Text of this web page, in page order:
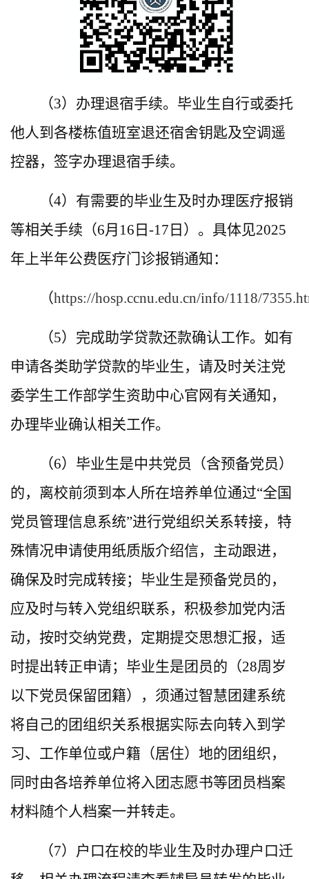
（3）办理退宿手续。毕业生自行或委托
他人到各楼栋值班室退还宿舍钥匙及空调遥
控器，签字办理退宿手续。
（4）有需要的毕业生及时办理医疗报销
等相关手续（6月16日-17日）。具体见2025
年上半年公费医疗门诊报销通知：
（https://hosp.ccnu.edu.cn/info/1118/
（5）完成助学贷款还款确认工作。如有
申请各类助学贷款的毕业生，请及时关注党
委学生工作部学生资助中心官网有关通知，
办理毕业确认相关工作。
（6）毕业生是中共党员（含预备党员）
的，离校前须到本人所在培养单位通过“全国
党员管理信息系统”进行党组织关系转接，特
殊情况申请使用纸质版介绍信，主动跟进，
确保及时完成转接；毕业生是预备党员的，
应及时与转入党组织联系，积极参加党内活
动，按时交纳党费，定期提交思想汇报，适
时提出转正申请；毕业生是团员的（28周岁
以下党员保留团籍），须通过智慧团建系统
将自己的团组织关系根据实际去向转入到学
习、工作单位或户籍（居住）地的团组织，
同时由各培养单位将入团志愿书等团员档案
材料随个人档案一并转走。
（7）户口在校的毕业生及时办理户口迁